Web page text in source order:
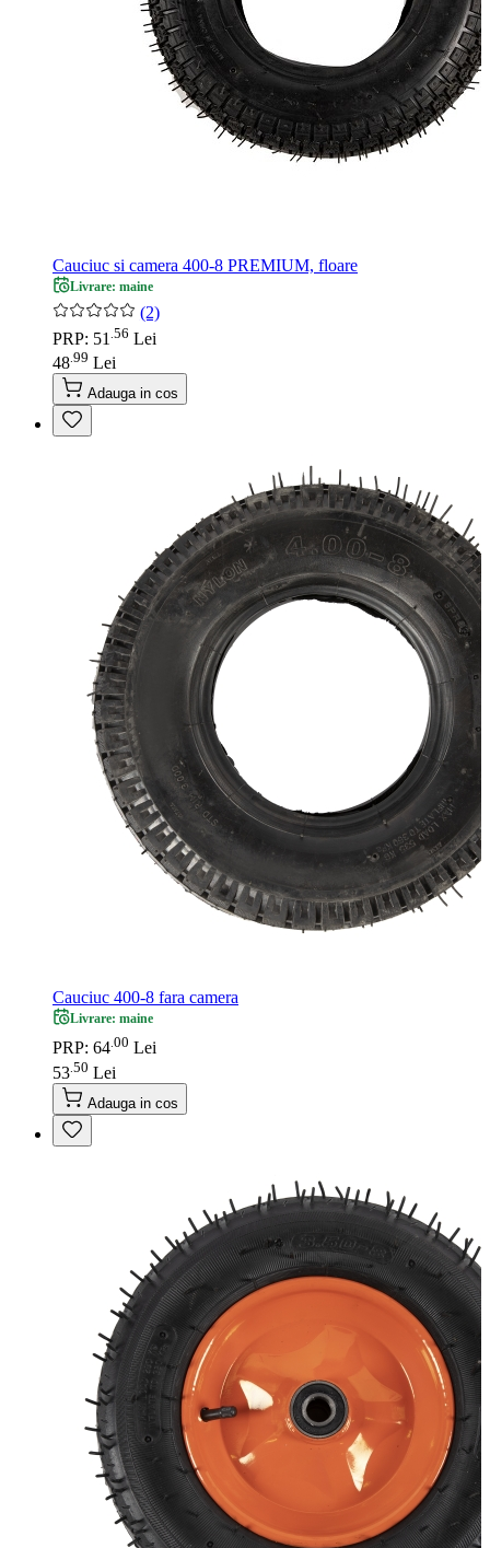
Cauciuc si camera 400-8 PREMIUM, floare
Livrare: maine
(2)
PRP: 51 56 Lei
48 99 Lei
Adauga in cos
Cauciuc 400-8 fara camera
Livrare: maine
PRP: 64 00 Lei
53 50 Lei
Adauga in cos